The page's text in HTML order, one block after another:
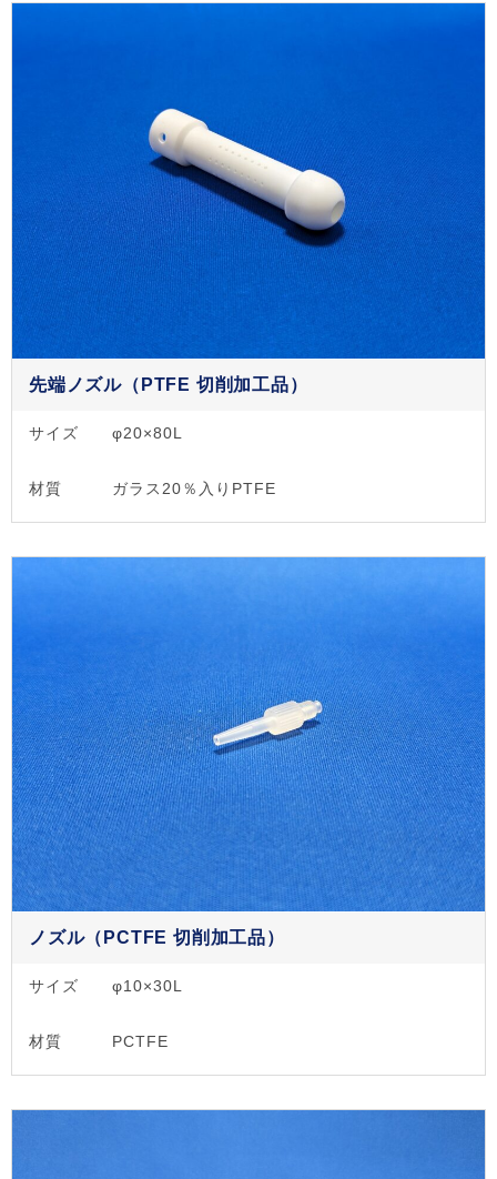
先端ノズル（PTFE 切削加工品）
サイズ φ20×80L
材質 ガラス20％入りPTFE
ノズル（PCTFE 切削加工品）
サイズ φ10×30L
材質 PCTFE